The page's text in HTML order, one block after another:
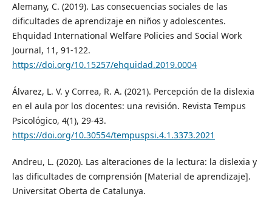
Alemany, C. (2019). Las consecuencias sociales de las
dificultades de aprendizaje en niños y adolescentes.
Ehquidad International Welfare Policies and Social Work
Journal, 11, 91-122.
https://doi.org/10.15257/ehquidad.2019.0004
Álvarez, L. V. y Correa, R. A. (2021). Percepción de la dislexia
en el aula por los docentes: una revisión. Revista Tempus
Psicológico, 4(1), 29-43.
https://doi.org/10.30554/tempuspsi.4.1.3373.2021
Andreu, L. (2020). Las alteraciones de la lectura: la dislexia y
las dificultades de comprensión [Material de aprendizaje].
Universitat Oberta de Catalunya.